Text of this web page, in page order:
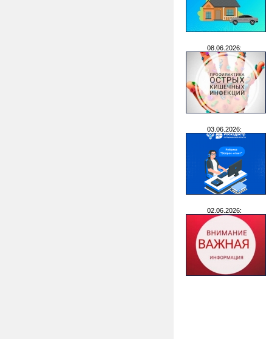
08.06.2026:
03.06.2026:
02.06.2026: